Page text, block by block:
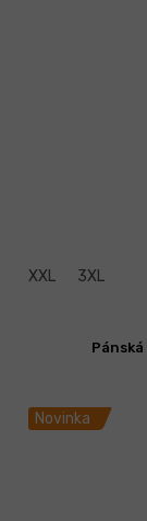
XXL 3XL
Novinka